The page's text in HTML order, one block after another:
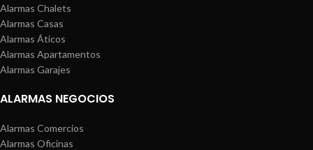
Alarmas Chalets
Alarmas Casas
Alarmas Áticos
Alarmas Apartamentos
Alarmas Garajes
ALARMAS NEGOCIOS
Alarmas Comercios
Alarmas Oficinas